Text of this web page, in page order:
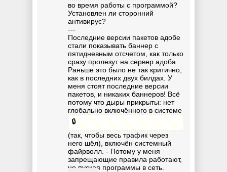
во время работы с программой?
Установлен ли сторонний
антивирус?
---
Последние версии пакетов адобе
стали показывать баннер с
пятидневным отсчетом, как только
сразу пролезут на сервер адоба.
Раньше это было не так критично,
как в последних двух билдах. У
меня стоят последние версии
пакетов, и никаких баннеров! Всё
потому что дыры прикрыты: нет
глобально включённого в системе
🔒
(так, чтобы весь трафик через
него шёл), включён системный
файрволл. - Потому у меня
запрещающие правила работают,
не пуская программы в сеть.